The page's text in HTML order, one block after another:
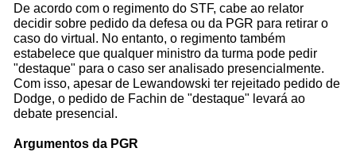
De acordo com o regimento do STF, cabe ao relator
decidir sobre pedido da defesa ou da PGR para retirar o
caso do virtual. No entanto, o regimento também
estabelece que qualquer ministro da turma pode pedir
"destaque" para o caso ser analisado presencialmente.
Com isso, apesar de Lewandowski ter rejeitado pedido de
Dodge, o pedido de Fachin de "destaque" levará ao
debate presencial.
Argumentos da PGR